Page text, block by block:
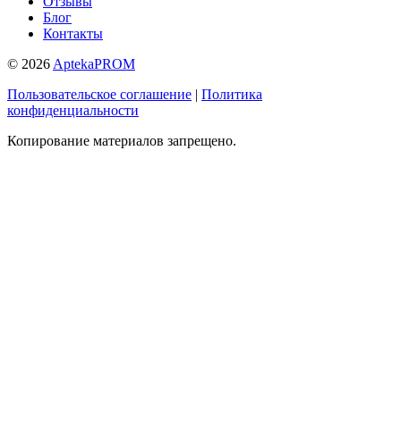
Блог
Контакты
© 2026 AptekaPROM
Пользовательское соглашение | Политика
конфиденциальности
Копирование материалов запрещено.